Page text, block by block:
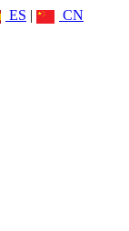
ES | CN